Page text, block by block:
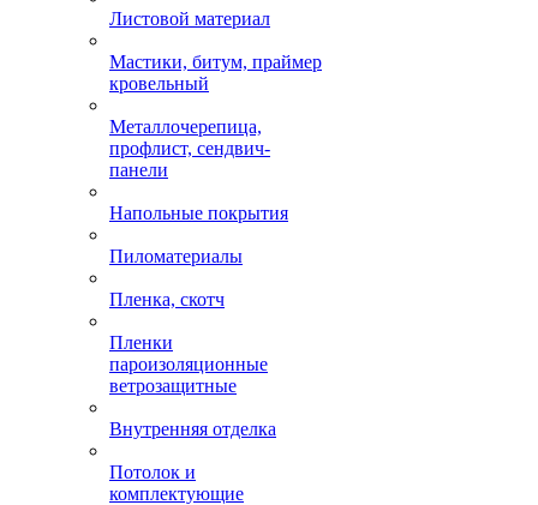
Листовой материал
Мастики, битум, праймер
кровельный
Металлочерепица,
профлист, сендвич-
панели
Напольные покрытия
Пиломатериалы
Пленка, скотч
Пленки
пароизоляционные
ветрозащитные
Внутренняя отделка
Потолок и
комплектующие